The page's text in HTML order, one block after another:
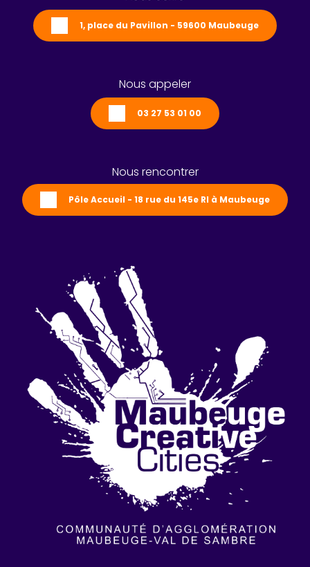
1, place du Pavillon - 59600 Maubeuge
Nous appeler
03 27 53 01 00
Nous rencontrer
Pôle Accueil - 18 rue du 145e RI à Maubeuge